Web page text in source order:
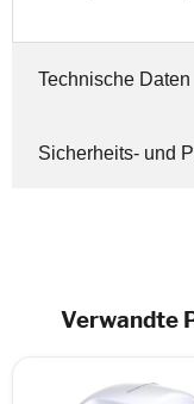
Technische Daten
Sicherheits- und
Verwandte